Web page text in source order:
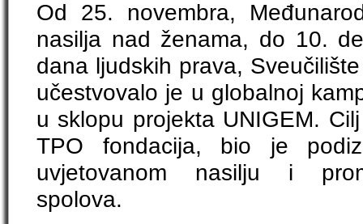
Od 25. novembra,
nasilja nad ženama, do 10.
dana ljudskih prava,
učestvovalo je u globalnoj
u sklopu projekta UNIGEM.
TPO fondacija, bio je
uvjetovanom nasilju i
spolova.